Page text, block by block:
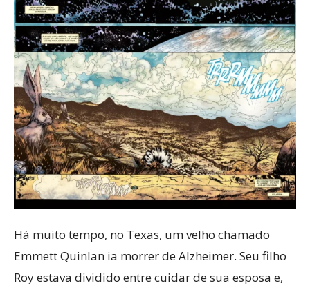
Há muito tempo, no Texas, um velho chamado
Emmett Quinlan ia morrer de Alzheimer. Seu filho
Roy estava dividido entre cuidar de sua esposa e,